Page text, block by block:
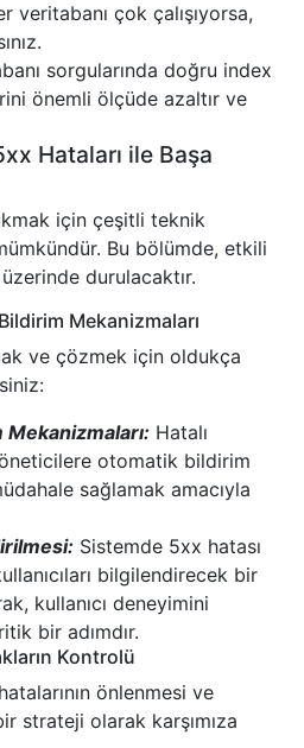
veritabanı çok çalışıyorsa,
sorgularında doğru index
önemli ölçüde azaltır ve
Hataları ile Başa
için çeşitli teknik
Bu bölümde, etkili
durulacaktır.
Mekanizmaları
ve çözmek için oldukça
Hatalı
otomatik bildirim
sağlamak amacıyla
Sistemde 5xx hatası
bilgilendirecek bir
kullanıcı deneyimini
bir adımdır.
Kontrolü
önlenmesi ve
strateji olarak karşımıza